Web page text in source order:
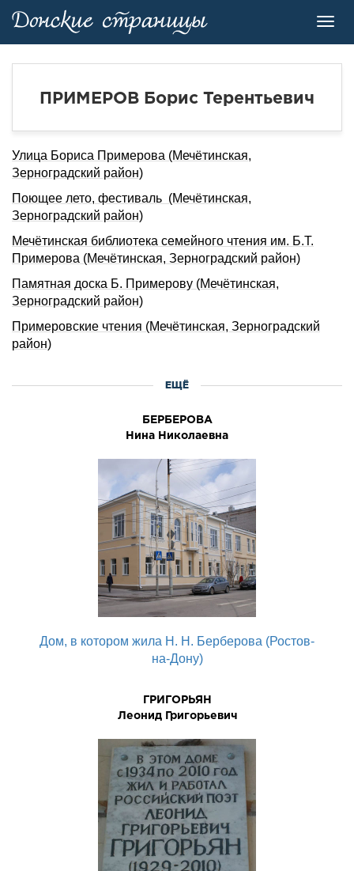
ПРИМЕРОВ Боpис Теpентьевич
Улица Бориса Примерова (Мечётинская,
Зерноградский район)
Поющее лето, фестиваль (Мечётинская,
Зерноградский район)
Мечётинская библиотека семейного чтения им. Б.Т.
Примерова (Мечётинская, Зерноградский район)
Памятная доска Б. Примерову (Мечётинская,
Зерноградский район)
Примеровские чтения (Мечётинская, Зерноградский
район)
ЕЩЁ
БЕРБЕРОВА
Нина Николаевна
Дом, в котором жила Н. Н. Берберова (Ростов-
на-Дону)
ГРИГОРЬЯН
Леонид Григорьевич